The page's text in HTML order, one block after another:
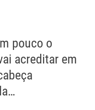
pouco o
acreditar em